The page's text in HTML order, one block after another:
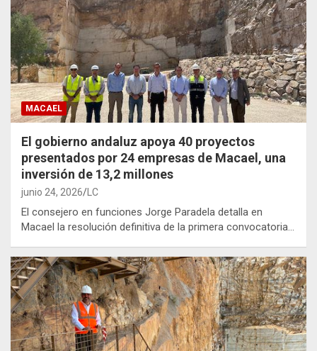
MACAEL
El gobierno andaluz apoya 40 proyectos
presentados por 24 empresas de Macael, una
inversión de 13,2 millones
junio 24, 2026 LC
El consejero en funciones Jorge Paradela detalla en
Macael la resolución definitiva de la primera convocatoria…